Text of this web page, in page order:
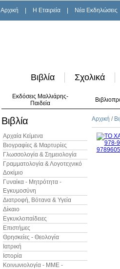
Αρχική H Εταιρεία Νέα Εκδηλώσεις
Βιβλία Σχολικά
Εκδόσεις Μαλλιάρης-
Παιδεία
Βιβλία
Αρχαία Κείμενα
Βιογραφίες & Μαρτυρίες
Γλωσσολογία & Σημειολογία
Γραμματολογία & Λογοτεχνικό
Δοκίμιο
Γυναίκα - Μητρότητα -
Εγκυμοσύνη
Διατροφή, Βότανα & Υγεία
Δίκαιο
Εγκυκλοπαίδειες
Επιστήμες
Θρησκείες - Θεολογία
Ιατρική
Ιστορία
Κοινωνιολογία - ΜΜΕ -
Αρχική /